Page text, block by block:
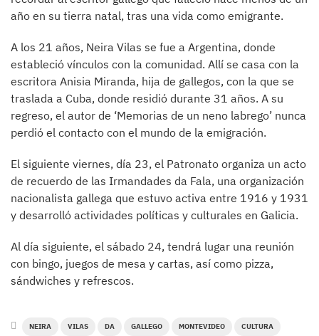
año en su tierra natal, tras una vida como emigrante.
A los 21 años, Neira Vilas se fue a Argentina, donde
estableció vínculos con la comunidad. Allí se casa con la
escritora Anisia Miranda, hija de gallegos, con la que se
traslada a Cuba, donde residió durante 31 años. A su
regreso, el autor de ‘Memorias de un neno labrego’ nunca
perdió el contacto con el mundo de la emigración.
El siguiente viernes, día 23, el Patronato organiza un acto
de recuerdo de las Irmandades da Fala, una organización
nacionalista gallega que estuvo activa entre 1916 y 1931
y desarrolló actividades políticas y culturales en Galicia.
Al día siguiente, el sábado 24, tendrá lugar una reunión
con bingo, juegos de mesa y cartas, así como pizza,
sándwiches y refrescos.
NEIRA VILAS DA GALLEGO MONTEVIDEO CULTURA